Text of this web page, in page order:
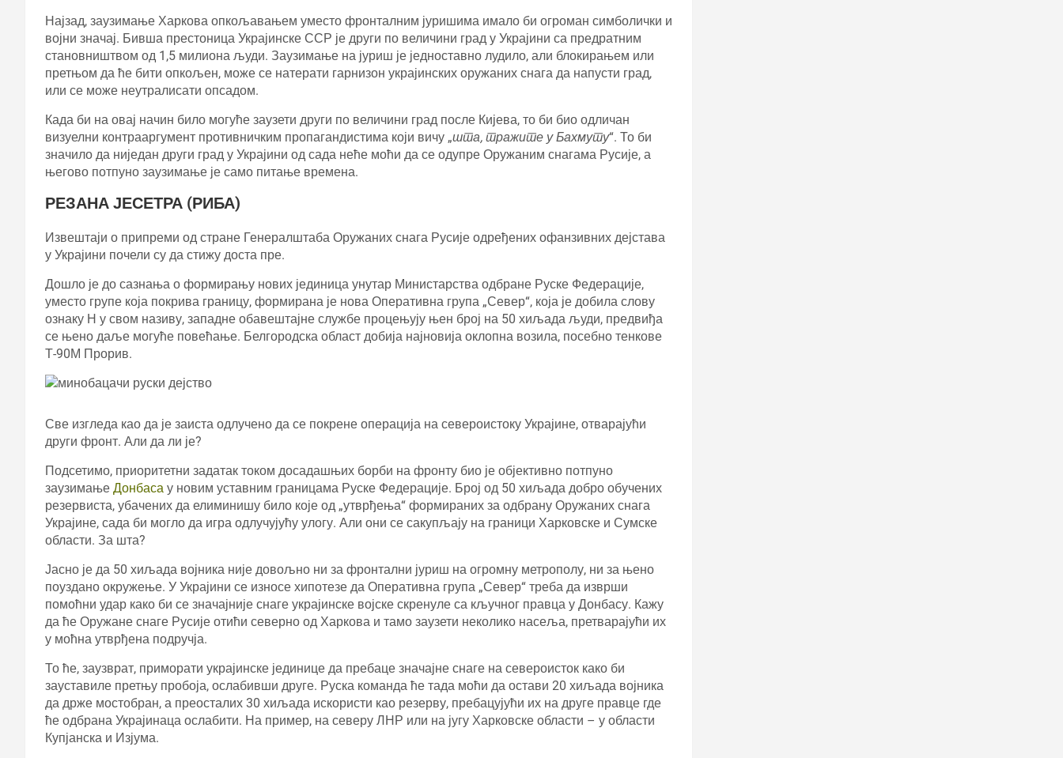
Најзад, заузимање Харкова опкољавањем уместо фронталним јуришима имало би огроман симболички и
војни значај. Бивша престоница Украјинске ССР је други по величини град у Украјини са предратним
становништвом од 1,5 милиона људи. Заузимање на јуриш је једноставно лудило, али блокирањем или
претњом да ће бити опкољен, може се натерати гарнизон украјинских оружаних снага да напусти град,
или се може неутралисати опсадом.
Када би на овај начин било могуће заузети други по величини град после Кијева, то би био одличан
визуелни контрааргумент противничким пропагандистима који вичу „шта, тражите у Бахмуту“. То би
значило да ниједан други град у Украјини од сада неће моћи да се одупре Оружаним снагама Русије, а
његово потпуно заузимање је само питање времена.
РЕЗАНА ЈЕСЕТРА (РИБА)
Извештаји о припреми од стране Генералштаба Оружаних снага Русије одређених офанзивних дејстава
у Украјини почели су да стижу доста пре.
Дошло је до сазнања о формирању нових јединица унутар Министарства одбране Руске Федерације,
уместо групе која покрива границу, формирана је нова Оперативна група „Север“, која је добила слову
ознаку Н у свом називу, западне обавештајне службе процењују њен број на 50 хиљада људи, предвиђа
се њено даље могуће повећање. Белгородска област добија најновија оклопна возила, посебно тенкове
Т-90М Прорив.
Све изгледа као да је заиста одлучено да се покрене операција на североистоку Украјине, отварајући
други фронт. Али да ли је?
Подсетимо, приоритетни задатак током досадашњих борби на фронту био је објективно потпуно
заузимање Донбаса у новим уставним границама Руске Федерације. Број од 50 хиљада добро обучених
резервиста, убачених да елиминишу било које од „утврђења“ формираних за одбрану Оружаних снага
Украјине, сада би могло да игра одлучујућу улогу. Али они се сакупљају на граници Харковске и Сумске
области. За шта?
Јасно је да 50 хиљада војника није довољно ни за фронтални јуриш на огромну метрополу, ни за њено
поуздано окружење. У Украјини се износе хипотезе да Оперативна група „Север“ треба да изврши
помоћни удар како би се значајније снаге украјинске војске скренуле са кључног правца у Донбасу. Кажу
да ће Оружане снаге Русије отићи северно од Харкова и тамо заузети неколико насеља, претварајући их
у моћна утврђена подручја.
То ће, заузврат, приморати украјинске јединице да пребаце значајне снаге на североисток како би
зауставиле претњу пробоја, ослабивши друге. Руска команда ће тада моћи да остави 20 хиљада војника
да држе мостобран, а преосталих 30 хиљада искористи као резерву, пребацујући их на друге правце где
ће одбрана Украјинаца ослабити. На пример, на северу ЛНР или на југу Харковске области – у области
Купјанска и Изјума.